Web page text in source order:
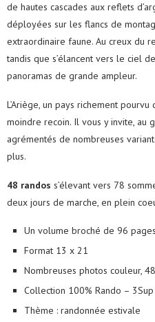
de hautes cascades aux reflets
déployées sur les flancs de
extraordinaire faune. Au creux du
tandis que s’élancent vers le ciel
panoramas de grande ampleur.
L’Ariège, un pays richement
moindre recoin. Il vous y invite, au
agrémentés de nombreuses
plus.
48 randos s’élevant vers 78
deux jours de marche, en plein
Un volume broché de 96 pages
Format 13 x 21
Nombreuses photos couleur,
Collection 100% Rando – 3Sup
Thème : randonnée estivale